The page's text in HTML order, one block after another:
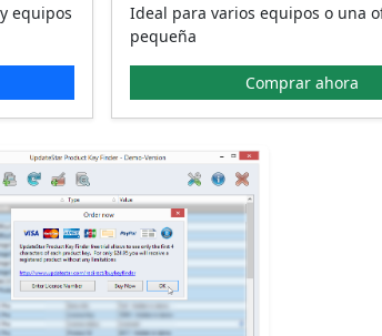
equipos
Ideal para varios equipos o una
pequeña
Comprar ahora